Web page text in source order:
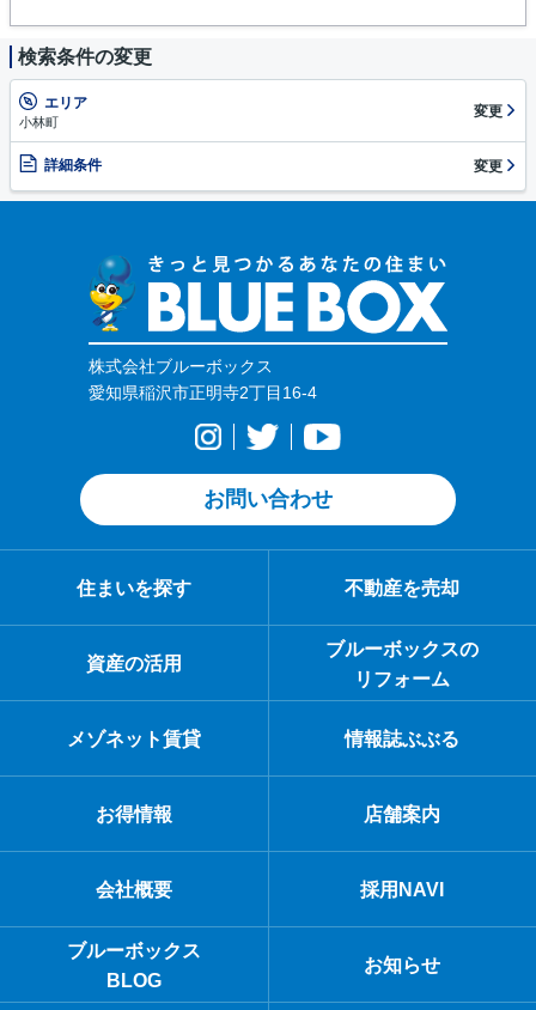
検索条件の変更
エリア
小林町
変更
詳細条件 変更
株式会社ブルーボックス
愛知県稲沢市正明寺2丁目16-4
お問い合わせ
住まいを探す 不動産を売却
資産の活用
ブルーボックスの
リフォーム
メゾネット賃貸 情報誌ぶぶる
お得情報 店舗案内
会社概要 採用NAVI
ブルーボックス
BLOG
お知らせ